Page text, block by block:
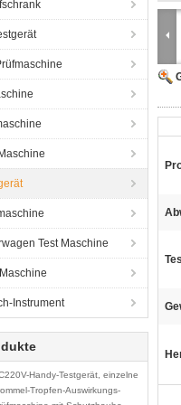
Test Maschine
Instrument
Handy-Testgerät, einzelne
Tropfen-Auswirkungs-